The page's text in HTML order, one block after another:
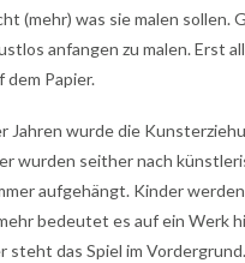
(mehr) was sie malen sollen.
anfangen zu malen. Erst
dem Papier.
Jahren wurde die
wurden seither nach
aufgehängt. Kinder
bedeutet es auf ein Werk
steht das Spiel im